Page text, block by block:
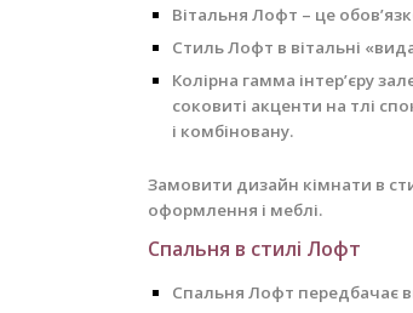
Вітальня Лофт – це
Стиль Лофт в вітальні
Колірна гамма інтер’єру
соковиті акценти на тлі
і комбіновану.
Замовити дизайн кімнати в
оформлення і меблі.
Спальня в стилі Лофт
Спальня Лофт передбачає